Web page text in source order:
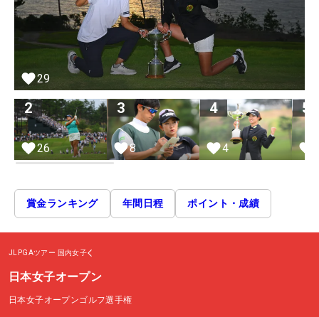
29
2
26
3
8
4
4
5
賞金ランキング 年間日程 ポイント・成績
JLPGAツアー 国内女子
日本女子オープン
日本女子オープンゴルフ選手権